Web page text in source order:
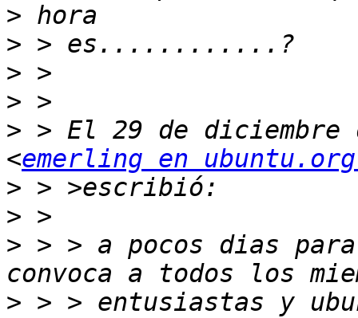
>
>
>
>
> > El 29 de diciembre
<emerling en
>
>
> > > a pocos dias
> > > entusiastas y